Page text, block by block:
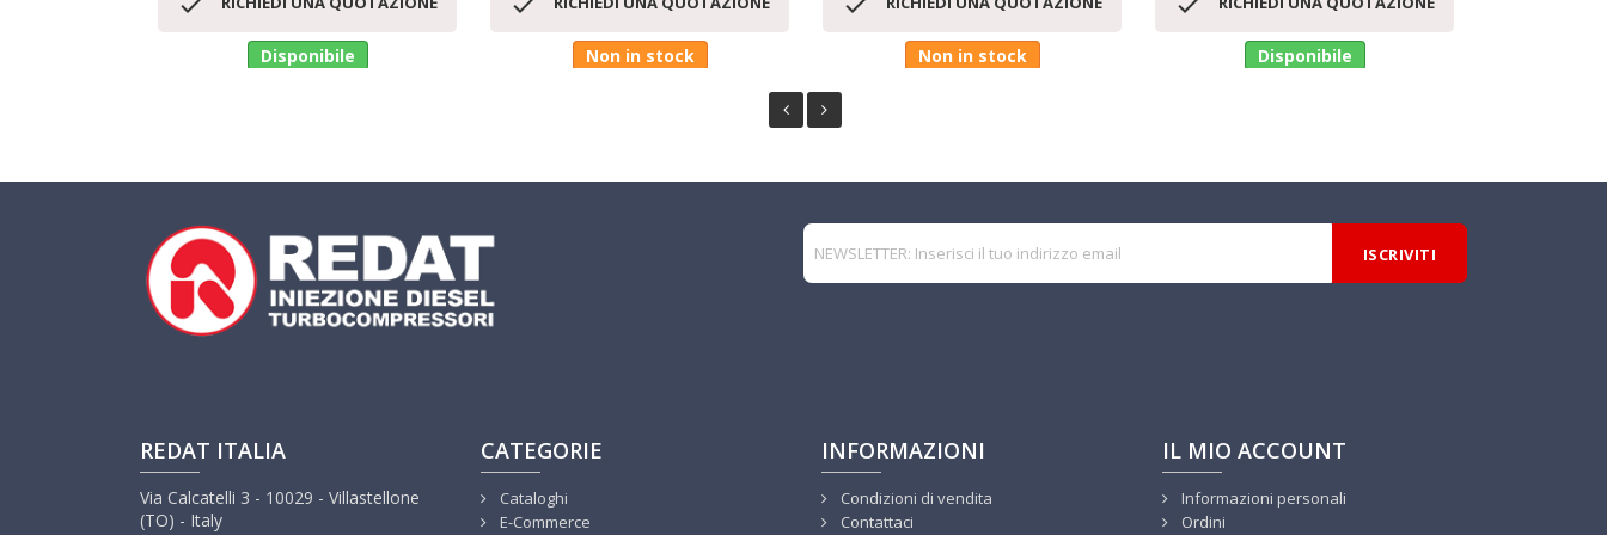
Disponibile Non in stock Non in stock Disponibile
REDAT ITALIA
Via Calcatelli 3 - 10029 - Villastellone
(TO) - Italy
CATEGORIE
Cataloghi
E-Commerce
INFORMAZIONI
Condizioni di vendita
Contattaci
IL MIO ACCOUNT
Informazioni personali
Ordini